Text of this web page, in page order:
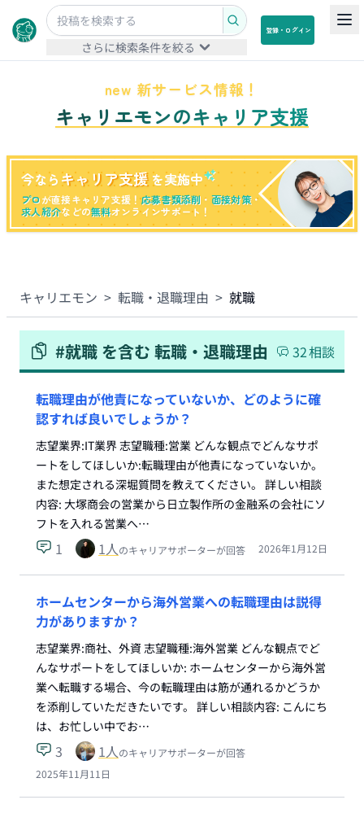
さらに検索条件を絞る
登録・ログイン
new 新サービス情報！
キャリエモンのキャリア支援
今なら キャリア支援 を実施中
プロが直接キャリア支援！応募書類添削 ・ 面接対策・
求人紹介などの無料オンラインサポート！
キャリエモン > 転職・退職理由 > 就職
#就職 を含む 転職・退職理由 32相談
転職理由が他責になっていないか、どのように確
認すれば良いでしょうか？
志望業界:IT業界 志望職種:営業 どんな観点でどんなサポ
ートをしてほしいか:転職理由が他責になっていないか。
また想定される深堀質問を教えてください。 詳しい相談
内容: 大塚商会の営業から日立製作所の金融系の会社にソ
フトを入れる営業へ…
1 1人のキャリアサポーターが回答 2026年1月12日
ホームセンターから海外営業への転職理由は説得
力がありますか？
志望業界:商社、外資 志望職種:海外営業 どんな観点でど
んなサポートをしてほしいか: ホームセンターから海外営
業へ転職する場合、今の転職理由は筋が通れるかどうか
を添削していただきたいです。 詳しい相談内容: こんにち
は、お忙しい中でお…
3 1人のキャリアサポーターが回答
2025年11月11日